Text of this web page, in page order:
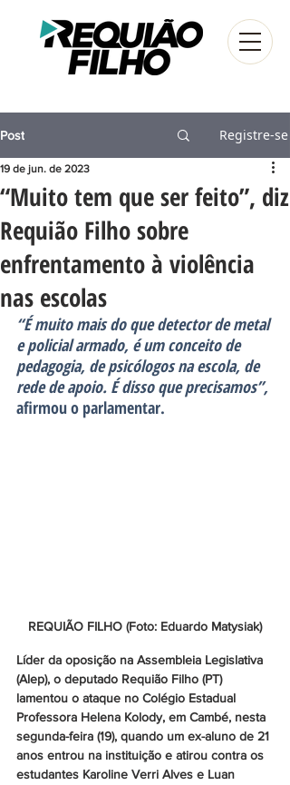
Post Registre-se
“Muito tem que ser feito”, diz
Requião Filho sobre
enfrentamento à violência
nas escolas
19 de jun. de 2023
“É muito mais do que detector de metal
e policial armado, é um conceito de
pedagogia, de psicólogos na escola, de
rede de apoio. É disso que precisamos”,
afirmou o parlamentar.
REQUIÃO FILHO (Foto: Eduardo Matysiak)
Líder da oposição na Assembleia Legislativa
(Alep), o deputado Requião Filho (PT)
lamentou o ataque no Colégio Estadual
Professora Helena Kolody, em Cambé, nesta
segunda-feira (19), quando um ex-aluno de 21
anos entrou na instituição e atirou contra os
estudantes Karoline Verri Alves e Luan